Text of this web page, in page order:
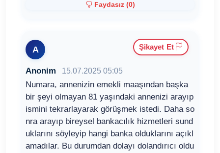
Faydasız (0)
A
Anonim 15.07.2025 05:05
Numara, annenizin emekli maaşından başka
bir şeyi olmayan 81 yaşındaki annenizi arayıp
ismini tekrarlayarak görüşmek istedi. Daha so
nra arayıp bireysel bankacılık hizmetleri sund
uklarını söyleyip hangi banka olduklarını açıkl
amadılar. Bu durumdan dolayı dolandırıcı oldu
Şikayet Et